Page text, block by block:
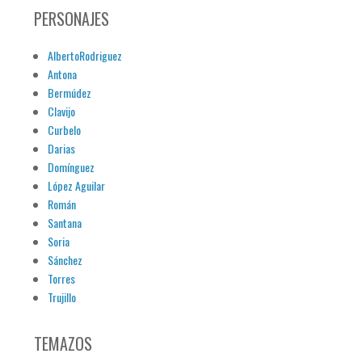
PERSONAJES
AlbertoRodriguez
Antona
Bermúdez
Clavijo
Curbelo
Darias
Domínguez
López Aguilar
Román
Santana
Soria
Sánchez
Torres
Trujillo
TEMAZOS